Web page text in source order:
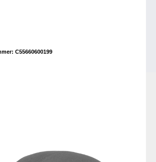
C55660600199